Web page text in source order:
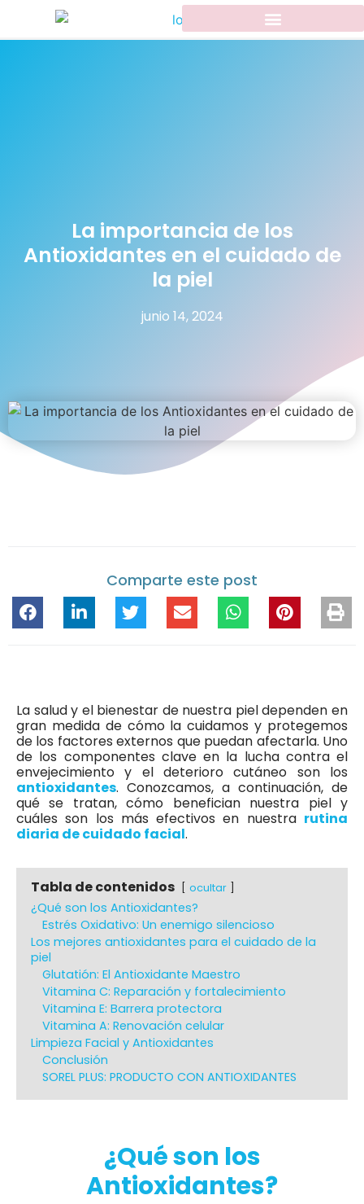
La importancia de los
Antioxidantes en el cuidado de
la piel
junio 14, 2024
Comparte este post
La salud y el bienestar de nuestra piel dependen en
gran medida de cómo la cuidamos y protegemos
de los factores externos que puedan afectarla. Uno
de los componentes clave en la lucha contra el
envejecimiento y el deterioro cutáneo son los
antioxidantes. Conozcamos, a continuación, de
qué se tratan, cómo benefician nuestra piel y
cuáles son los más efectivos en nuestra rutina
diaria de cuidado facial.
Tabla de contenidos ocultar
¿Qué son los Antioxidantes?
Estrés Oxidativo: Un enemigo silencioso
Los mejores antioxidantes para el cuidado de la
piel
Glutatión: El Antioxidante Maestro
Vitamina C: Reparación y fortalecimiento
Vitamina E: Barrera protectora
Vitamina A: Renovación celular
Limpieza Facial y Antioxidantes
Conclusión
SOREL PLUS: PRODUCTO CON ANTIOXIDANTES
¿Qué son los
Antioxidantes?